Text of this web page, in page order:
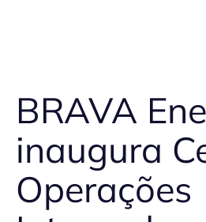
BRAVA
inaugura
Operações